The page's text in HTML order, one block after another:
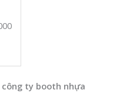
ty booth nhựa